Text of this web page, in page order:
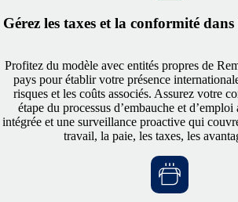
Gérez les taxes et la conformité
Profitez du modèle avec entités propres de
pays pour établir votre présence
risques et les coûts associés. Assurez votre
étape du processus d’embauche et
intégrée et une surveillance proactive qui
travail, la paie, les taxes, les